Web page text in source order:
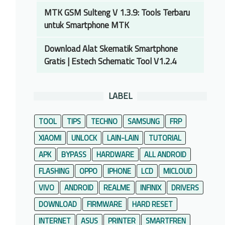
MTK GSM Sulteng V 1.3.9: Tools Terbaru
untuk Smartphone MTK
Download Alat Skematik Smartphone
Gratis | Estech Schematic Tool V1.2.4
LABEL
TOOL TIPS TECHNO SAMSUNG
FRP
XIAOMI
UNLOCK LAIN-LAIN
TUTORIAL
APK
BYPASS HARDWARE
ALL ANDROID
FLASHING
OPPO IPHONE LCD
MICLOUD
VIVO
ANDROID REALME INFINIX
DRIVERS
DOWNLOAD
FIRMWARE
HARD RESET
INTERNET
ASUS PRINTER
SMARTFREN